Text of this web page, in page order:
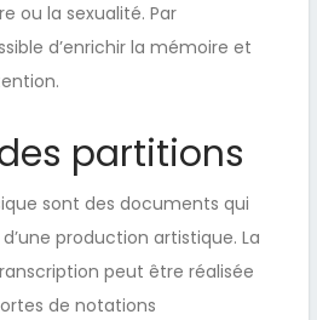
ou la sexualité. Par
d’enrichir la mémoire et
partitions
sont des documents qui
production artistique. La
peut être réalisée
de notations